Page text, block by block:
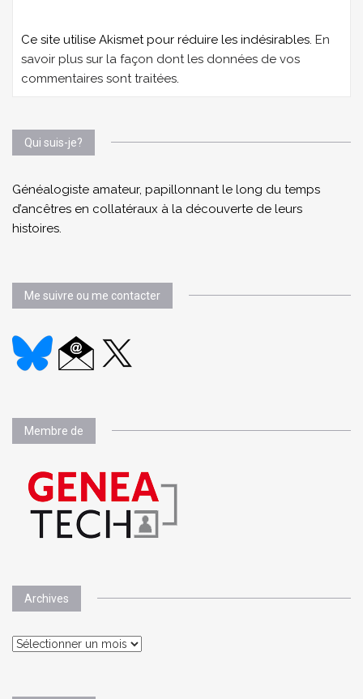
Ce site utilise Akismet pour réduire les indésirables. En
savoir plus sur la façon dont les données de vos
commentaires sont traitées.
Qui suis-je?
Généalogiste amateur, papillonnant le long du temps
d’ancêtres en collatéraux à la découverte de leurs
histoires.
Me suivre ou me contacter
Membre de
Archives
Archives